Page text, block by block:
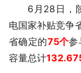
6月28日，
电国家补贴竞争
省确定的75个参
容量总计